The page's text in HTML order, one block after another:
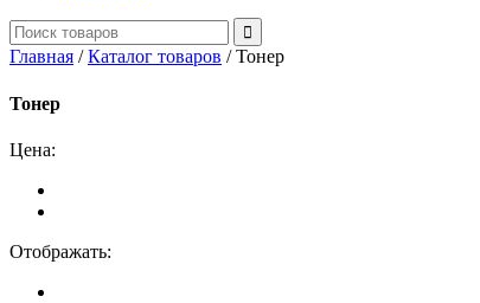
Главная /Каталог товаров /Тонер
Тонер
Цена:
Отображать: